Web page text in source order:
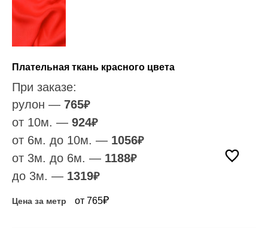
Плательная ткань красного цвета
При заказе:
рулон — 765₽
от 10м. — 924₽
от 6м. до 10м. — 1056₽
от 3м. до 6м. — 1188₽
до 3м. — 1319₽
Цена за метр от 765₽